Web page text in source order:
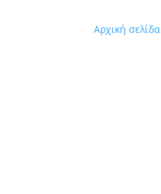
Αρχική σελίδα